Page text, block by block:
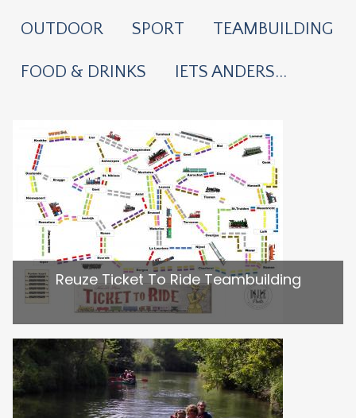
OUTDOOR SPORT TEAMBUILDING
FOOD & DRINKS IETS ANDERS...
Reuze Ticket To Ride Teambuilding